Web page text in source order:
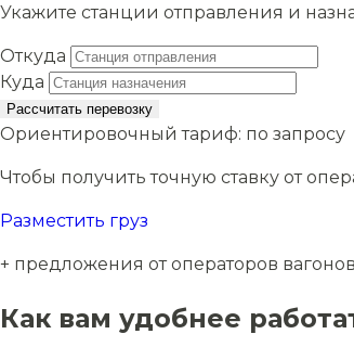
Укажите станции отправления и
Откуда
Куда
Рассчитать перевозку
Ориентировочный тариф: по запросу
Чтобы получить точную ставку от
Разместить груз
+ предложения от операторов вагонов
Как вам удобнее